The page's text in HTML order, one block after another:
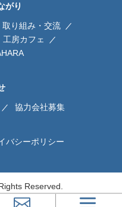
がり
取り組み・交流
工房カフェ
協力会社募集
バシーポリシー
Reserved.